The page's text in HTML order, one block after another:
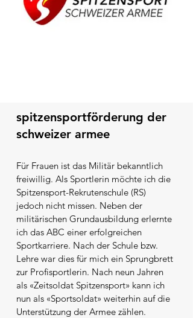
spitzensportförderung der
schweizer armee
Für Frauen ist das Militär bekanntlich
freiwillig. Als Sportlerin möchte ich die
Spitzensport-Rekrutenschule (RS)
jedoch nicht missen. Neben der
militärischen Grundausbildung erlernte
ich das ABC einer erfolgreichen
Sportkarriere. Nach der Schule bzw.
Lehre war dies für mich ein Sprungbrett
zur Profisportlerin. Nach neun Jahren
als «Zeitsoldat Spitzensport» kann ich
nun als «Sportsoldat» weiterhin auf die
Unterstützung der Armee zählen.